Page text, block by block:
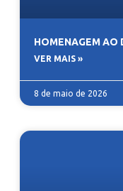
HOMENAGEM AO
VER MAIS »
8 de maio de 2026